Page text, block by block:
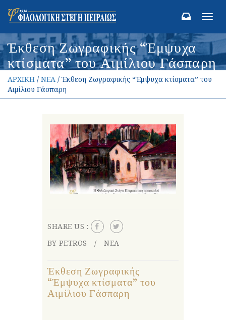
Έκθεση Ζωγραφικής “Έμψυχα
κτίσματα” του Αιμίλιου Γάσπαρη
ΑΡΧΙΚΗ / ΝΕΑ / Έκθεση Ζωγραφικής “Έμψυχα κτίσματα” του
Αιμίλιου Γάσπαρη
SHARE US :
BY PETROS
ΝΕΑ
Έκθεση Ζωγραφικής
“Έμψυχα κτίσματα” του
Αιμίλιου Γάσπαρη